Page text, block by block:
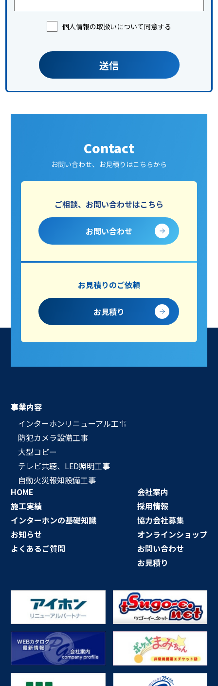
個人情報の取扱いについて同意する
Contact
お問い合わせ、お見積りはこちらから
ご相談、お問い合わせはこちら
お問い合わせ
お見積りのご依頼
お見積り
事業内容
インターホンリニューアル工事
防犯カメラ設備工事
大型コピー
テレビ共聴、LED照明工事
自動火災報知設備工事
HOME
施工実績
インターホンの基礎知識
お知らせ
よくあるご質問
会社案内
採用情報
協力会社募集
オンラインショップ
お問い合わせ
お見積り